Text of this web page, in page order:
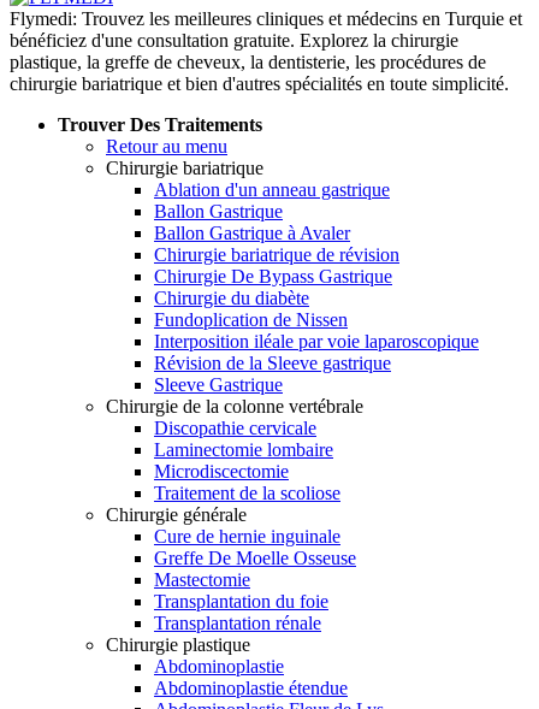
Flymedi: Trouvez les meilleures cliniques et médecins en Turquie et
bénéficiez d'une consultation gratuite. Explorez la chirurgie
plastique, la greffe de cheveux, la dentisterie, les procédures de
chirurgie bariatrique et bien d'autres spécialités en toute simplicité.
Trouver Des Traitements
Retour au menu
Chirurgie bariatrique
Ablation d'un anneau gastrique
Ballon Gastrique
Ballon Gastrique à Avaler
Chirurgie bariatrique de révision
Chirurgie De Bypass Gastrique
Chirurgie du diabète
Fundoplication de Nissen
Interposition iléale par voie laparoscopique
Révision de la Sleeve gastrique
Sleeve Gastrique
Chirurgie de la colonne vertébrale
Discopathie cervicale
Laminectomie lombaire
Microdiscectomie
Traitement de la scoliose
Chirurgie générale
Cure de hernie inguinale
Greffe De Moelle Osseuse
Mastectomie
Transplantation du foie
Transplantation rénale
Chirurgie plastique
Abdominoplastie
Abdominoplastie étendue